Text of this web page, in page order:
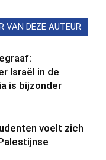
VAN DEZE AUTEUR
Israël in de
is bijzonder
voelt zich